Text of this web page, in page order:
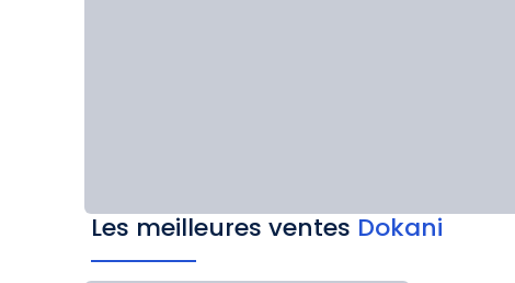
Les meilleures ventes Dokani